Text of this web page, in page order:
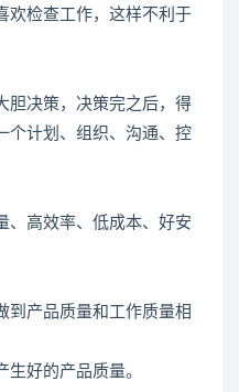
欢检查工作，这样不利于
胆决策，决策完之后，得
个计划、组织、沟通、控
、高效率、低成本、好安
到产品质量和工作质量相
生好的产品质量。